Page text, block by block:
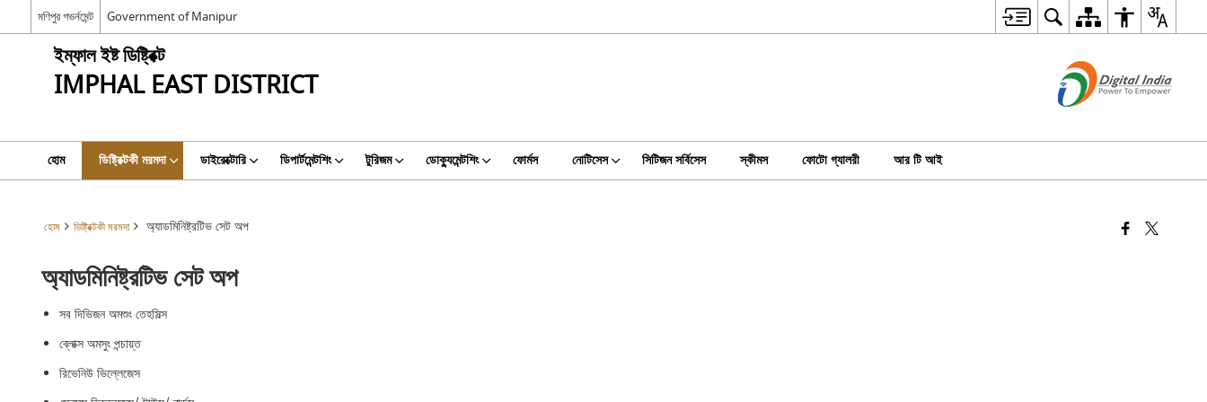
মণিপুর গভর্নমেন্ট Government of Manipur
ইম্ফাল ইষ্ট ডিষ্ট্রিক্ট
IMPHAL EAST DISTRICT
হোম ডিষ্ট্রিক্টকী মরমদা ডাইরেক্টোরি ডিপার্টমেন্টশিং টুরিজম ডোক্যুমেন্টশিং ফোর্মস নোটিসেস সিটিজন সর্বিসেস স্কীমস ফোটো গ্যালরী আর টি আই
হোম ডিষ্ট্রিক্টকী মরমদা অ্যাডমিনিষ্ট্রটিভ সেট অপ
অ্যাডমিনিষ্ট্রটিভ সেট অপ
সব দিভিজন অমশুং তেহসিল্স
ব্লোক্স অমসুং পন্চায়্ত
রিভেনিউ ভিল্লেজেস